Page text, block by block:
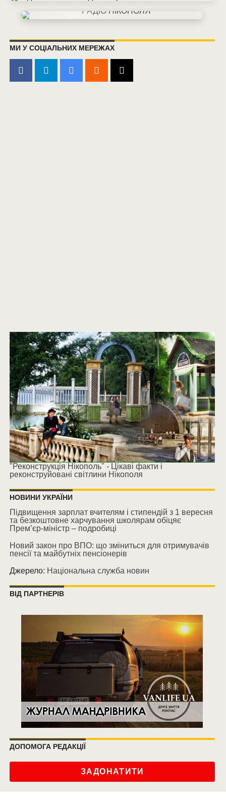
МИ У СОЦІАЛЬНИХ МЕРЕЖАХ
"Реконструкція Нікополь" - Цікаві факти і
реконструйовані світлини Нікополя
НОВИНИ УКРАЇНИ
Підвищення зарплат вчителям і стипендій з 1 вересня
та безкоштовне харчування школярам обіцяє
Прем’єр-міністр – подробиці
Новий закон про ВПО: що зміниться для отримувачів
пенсії та майбутніх пенсіонерів
Джерело: Національна служба новин
ВІД ПАРТНЕРІВ
ДОПОМОГА РЕДАКЦІЇ
ЗАДОНАТИТИ